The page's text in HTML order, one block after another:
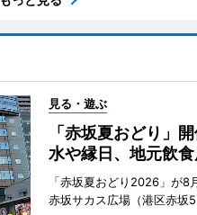
見る・遊ぶ
「赤坂夏おどり」
水や縁日、地元飲
「赤坂夏おどり2026」が8
赤坂サカス広場（港区赤坂5